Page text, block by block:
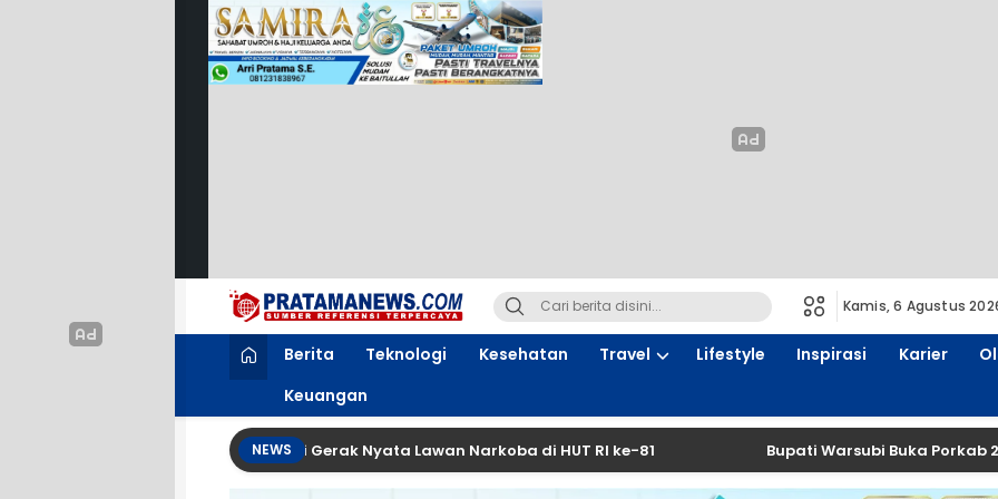
PratamaNews.com
Sumber Referensi Terpercaya
Kamis, 6 Agustus
Berita Teknologi Kesehatan Travel Lifestyle Inspirasi Karier
Keuangan
NEWS
LRPPN-BI Banyuwangi Gerak Nyata Lawan Narkoba di HUT RI ke-81 Bupati Warsubi Buka Porkab 2026,